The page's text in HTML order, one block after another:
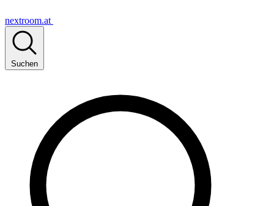
nextroom.at
Suchen